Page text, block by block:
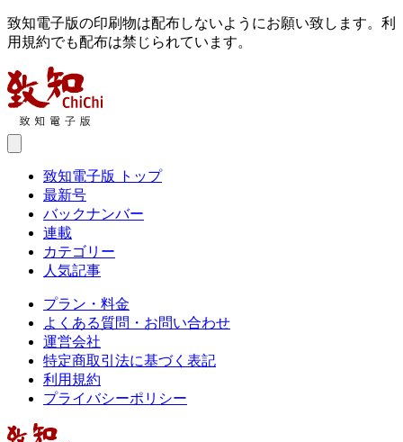
致知電子版の印刷物は配布しないようにお願い致します。利
用規約でも配布は禁じられています。
致知電子版 トップ
最新号
バックナンバー
連載
カテゴリー
人気記事
プラン・料金
よくある質問・お問い合わせ
運営会社
特定商取引法に基づく表記
利用規約
プライバシーポリシー